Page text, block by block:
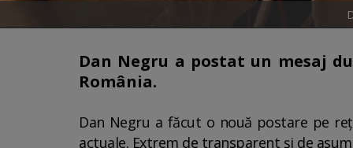
Dan Negru a postat un mesaj
România.
Dan Negru a făcut o nouă postare pe
actuale. Extrem de transparent și de